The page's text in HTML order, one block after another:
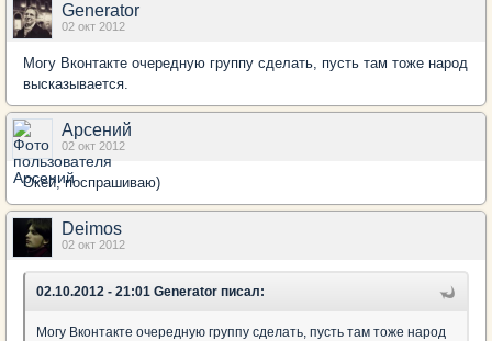
Generator
02 окт 2012
Могу Вконтакте очередную группу сделать, пусть там тоже народ
высказывается.
Арсений
02 окт 2012
Окей, поспрашиваю)
Deimos
02 окт 2012
02.10.2012 - 21:01 Generator писал:
Могу Вконтакте очередную группу сделать, пусть там тоже народ